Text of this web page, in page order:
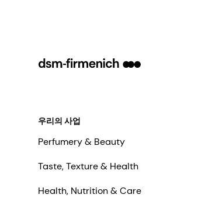
우리의 사업
Perfumery & Beauty
Taste, Texture & Health
Health, Nutrition & Care